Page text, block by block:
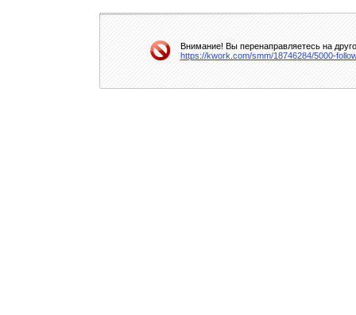
Внимание! Вы перенаправляетесь на
https://kwork.com/smm/18746284/5000-